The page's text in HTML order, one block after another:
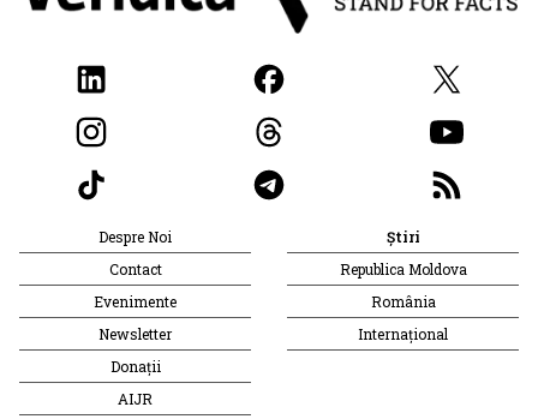
Despre Noi
Contact
Evenimente
Newsletter
Donații
AIJR
Știri
Republica Moldova
România
Internațional